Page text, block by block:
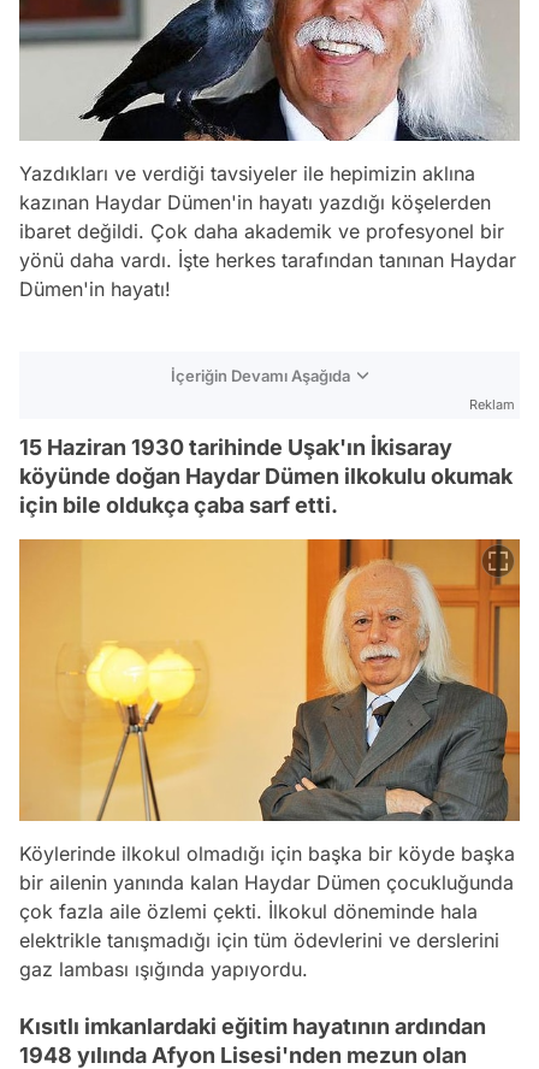
Yazdıkları ve verdiği tavsiyeler ile hepimizin aklına
kazınan Haydar Dümen'in hayatı yazdığı köşelerden
ibaret değildi. Çok daha akademik ve profesyonel bir
yönü daha vardı. İşte herkes tarafından tanınan Haydar
Dümen'in hayatı!
İçeriğin Devamı Aşağıda
Reklam
15 Haziran 1930 tarihinde Uşak'ın İkisaray
köyünde doğan Haydar Dümen ilkokulu okumak
için bile oldukça çaba sarf etti.
Köylerinde ilkokul olmadığı için başka bir köyde başka
bir ailenin yanında kalan Haydar Dümen çocukluğunda
çok fazla aile özlemi çekti. İlkokul döneminde hala
elektrikle tanışmadığı için tüm ödevlerini ve derslerini
gaz lambası ışığında yapıyordu.
Kısıtlı imkanlardaki eğitim hayatının ardından
1948 yılında Afyon Lisesi'nden mezun olan